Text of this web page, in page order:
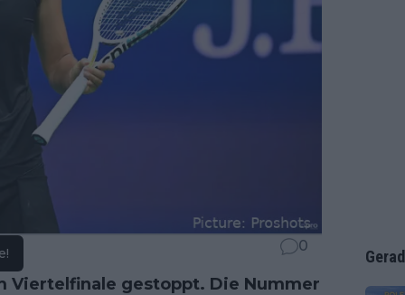
0
Viertelfinale gestoppt. Die Nummer